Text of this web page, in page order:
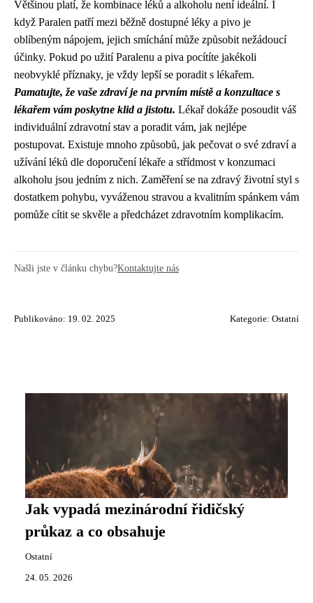
Většinou platí, že kombinace léků a alkoholu není ideální. I
když Paralen patří mezi běžně dostupné léky a pivo je
oblíbeným nápojem, jejich smíchání může způsobit nežádoucí
účinky. Pokud po užití Paralenu a piva pocítíte jakékoli
neobvyklé příznaky, je vždy lepší se poradit s lékařem.
Pamatujte, že vaše zdraví je na prvním místě a konzultace s
lékařem vám poskytne klid a jistotu. Lékař dokáže posoudit váš
individuální zdravotní stav a poradit vám, jak nejlépe
postupovat. Existuje mnoho způsobů, jak pečovat o své zdraví a
užívání léků dle doporučení lékaře a střídmost v konzumaci
alkoholu jsou jedním z nich. Zaměření se na zdravý životní styl s
dostatkem pohybu, vyváženou stravou a kvalitním spánkem vám
pomůže cítit se skvěle a předcházet zdravotním komplikacím.
Našli jste v článku chybu?Kontaktujte nás
Publikováno: 19. 02. 2025 Kategorie: Ostatní
Jak vypadá mezinárodní řidičský
průkaz a co obsahuje
Ostatní
24. 05. 2026